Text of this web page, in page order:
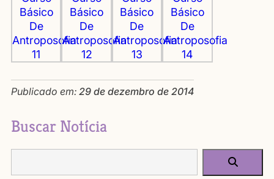
Publicado em: 29 de dezembro de 2014
Buscar Notícia